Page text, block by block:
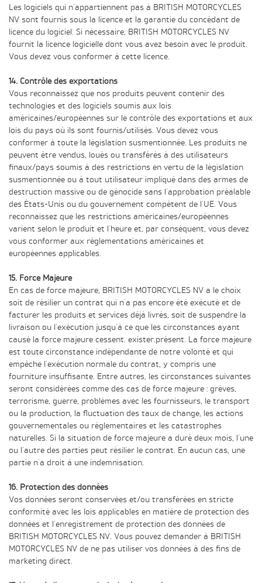
Les logiciels qui n'appartiennent pas à BRITISH MOTORCYCLES
NV sont fournis sous la licence et la garantie du concédant de
licence du logiciel. Si nécessaire, BRITISH MOTORCYCLES NV
fournit la licence logicielle dont vous avez besoin avec le produit.
Vous devez vous conformer à cette licence.
14. Contrôle des exportations
Vous reconnaissez que nos produits peuvent contenir des
technologies et des logiciels soumis aux lois
américaines/européennes sur le contrôle des exportations et aux
lois du pays où ils sont fournis/utilisés. Vous devez vous
conformer à toute la législation susmentionnée. Les produits ne
peuvent être vendus, loués ou transférés à des utilisateurs
finaux/pays soumis à des restrictions en vertu de la législation
susmentionnée ou à tout utilisateur impliqué dans des armes de
destruction massive ou de génocide sans l'approbation préalable
des États-Unis ou du gouvernement compétent de l'UE. Vous
reconnaissez que les restrictions américaines/européennes
varient selon le produit et l'heure et, par conséquent, vous devez
vous conformer aux réglementations américaines et
européennes applicables.
15. Force Majeure
En cas de force majeure, BRITISH MOTORCYCLES NV a le choix
soit de résilier un contrat qui n'a pas encore été exécuté et de
facturer les produits et services déjà livrés, soit de suspendre la
livraison ou l'exécution jusqu'à ce que les circonstances ayant
causé la force majeure cessent. exister.présent. La force majeure
est toute circonstance indépendante de notre volonté et qui
empêche l'exécution normale du contrat, y compris une
fourniture insuffisante. Entre autres, les circonstances suivantes
seront considérées comme des cas de force majeure : grèves,
terrorisme, guerre, problèmes avec les fournisseurs, le transport
ou la production, la fluctuation des taux de change, les actions
gouvernementales ou réglementaires et les catastrophes
naturelles. Si la situation de force majeure a duré deux mois, l'une
ou l'autre des parties peut résilier le contrat. En aucun cas, une
partie n'a droit à une indemnisation.
16. Protection des données
Vos données seront conservées et/ou transférées en stricte
conformité avec les lois applicables en matière de protection des
données et l'enregistrement de protection des données de
BRITISH MOTORCYCLES NV. Vous pouvez demander à BRITISH
MOTORCYCLES NV de ne pas utiliser vos données à des fins de
marketing direct.